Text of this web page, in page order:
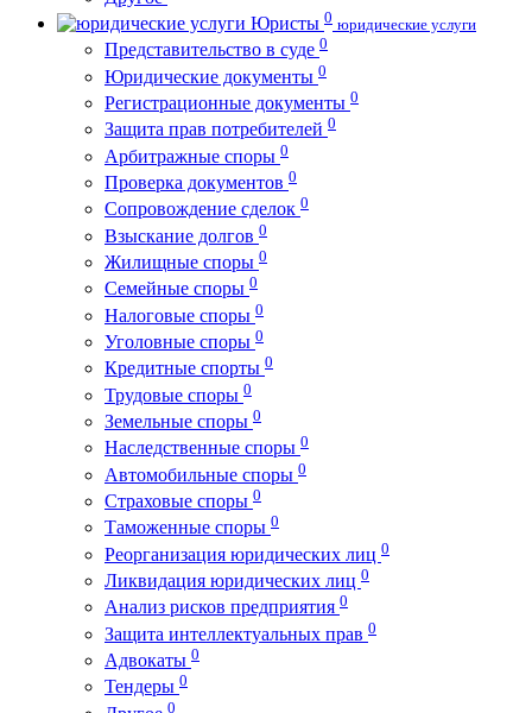
Юристы 0 юридические услуги
Представительство в суде 0
Юридические документы 0
Регистрационные документы 0
Защита прав потребителей 0
Арбитражные споры 0
Проверка документов 0
Сопровождение сделок 0
Взыскание долгов 0
Жилищные споры 0
Семейные споры 0
Налоговые споры 0
Уголовные споры 0
Кредитные спорты 0
Трудовые споры 0
Земельные споры 0
Наследственные споры 0
Автомобильные споры 0
Страховые споры 0
Таможенные споры 0
Реорганизация юридических лиц 0
Ликвидация юридических лиц 0
Анализ рисков предприятия 0
Защита интеллектуальных прав 0
Адвокаты 0
Тендеры 0
0